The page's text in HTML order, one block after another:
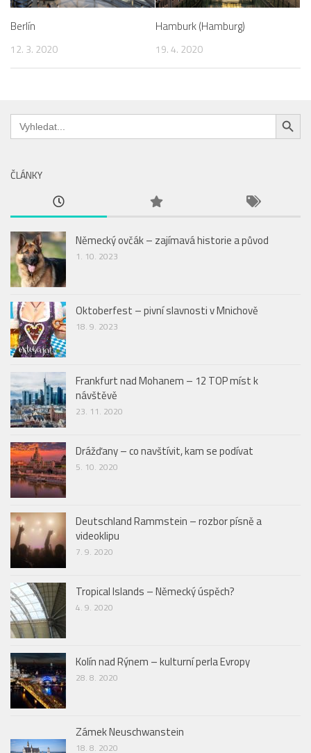
Berlín
12. 3. 2020
Hamburk (Hamburg)
19. 4. 2020
Search
for:
Search Button
ČLÁNKY
Německý ovčák – zajímavá historie a původ
1. 10. 2023
Oktoberfest – pivní slavnosti v Mnichově
18. 9. 2023
Frankfurt nad Mohanem – 12 TOP míst k
návštěvě
23. 11. 2020
Drážďany – co navštívit, kam se podívat
5. 10. 2020
Deutschland Rammstein – rozbor písně a
videoklipu
7. 9. 2020
Tropical Islands – Německý úspěch?
4. 9. 2020
Kolín nad Rýnem – kulturní perla Evropy
28. 8. 2020
Zámek Neuschwanstein
18. 8. 2020